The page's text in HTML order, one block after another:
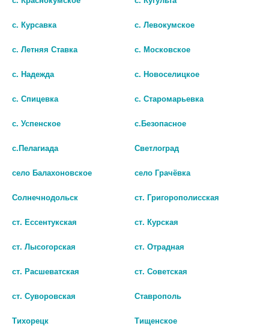
Салфетка для очков (1)
96
САЛФЕТКА Д/ОЧКОВ
с. Курсавка с. Левокумское
с. Летняя Ставка с. Московское
с. Надежда с. Новоселицкое
с. Спицевка с. Старомарьевка
с. Успенское с.Безопасное
с.Пелагиада Светлоград
село Балахоновское село Грачёвка
Солнечнодольск ст. Григорополисская
ст. Ессентукская ст. Курская
ст. Лысогорская ст. Отрадная
ст. Расшеватская ст. Советская
ст. Суворовская Ставрополь
Тихорецк Тищенское